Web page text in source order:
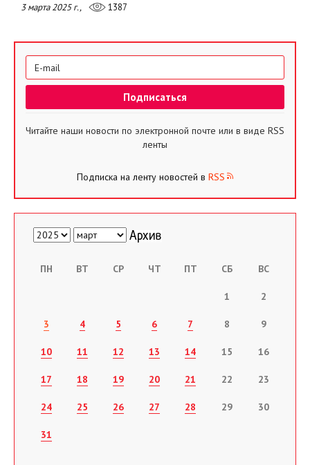
3 марта 2025 г., 1387
Читайте наши новости по электронной почте или в виде RSS
ленты
Подписка на ленту новостей в RSS
ПН ВТ СР ЧТ ПТ СБ ВС
1 2
3 4 5 6 7 8 9
10 11 12 13 14 15 16
17 18 19 20 21 22 23
24 25 26 27 28 29 30
31